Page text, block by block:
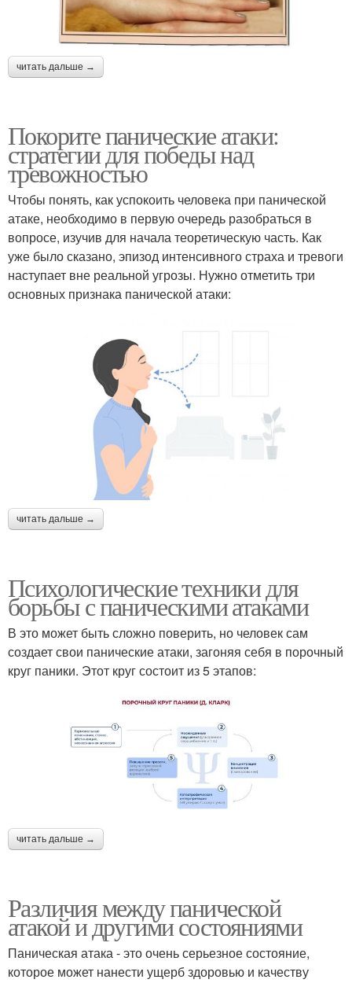
читать дальше →
Покорите панические атаки:
стратегии для победы над
тревожностью
Чтобы понять, как успокоить человека при панической
атаке, необходимо в первую очередь разобраться в
вопросе, изучив для начала теоретическую часть. Как
уже было сказано, эпизод интенсивного страха и тревоги
наступает вне реальной угрозы. Нужно отметить три
основных признака панической атаки:
читать дальше →
Психологические техники для
борьбы с паническими атаками
В это может быть сложно поверить, но человек сам
создает свои панические атаки, загоняя себя в порочный
круг паники. Этот круг состоит из 5 этапов:
читать дальше →
Различия между панической
атакой и другими состояниями
Паническая атака - это очень серьезное состояние,
которое может нанести ущерб здоровью и качеству